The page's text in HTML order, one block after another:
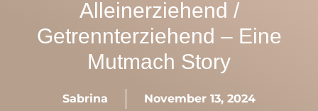
Alleinerziehend /
Getrennterziehend – Eine
Mutmach Story
Sabrina November 13, 2024